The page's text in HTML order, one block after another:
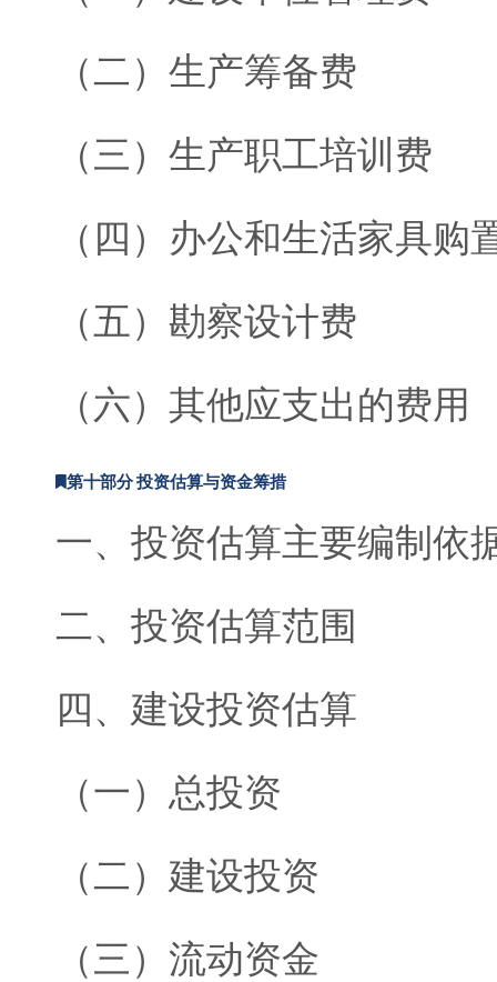
（二）生产筹备费
（三）生产职工培训费
（四）办公和生活家具购
（五）勘察设计费
（六）其他应支出的费用
第十部分 投资估算与资金筹措
一、投资估算主要编制依
二、投资估算范围
四、建设投资估算
（一）总投资
（二）建设投资
（三）流动资金